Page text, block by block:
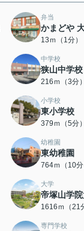
弁当
かまどや
13ｍ（1分）
中学校
狭山中学校
216ｍ（3分）
小学校
東小学校
379ｍ（5分）
幼稚園
東幼稚園
764ｍ（10分
大学
帝塚山学
1616ｍ（21
専門学校